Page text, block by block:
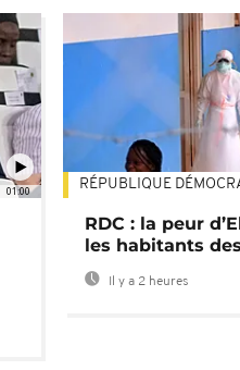
01:00 RÉPUBLIQUE
RDC : la peur
les habitants
Il y a 2 heures